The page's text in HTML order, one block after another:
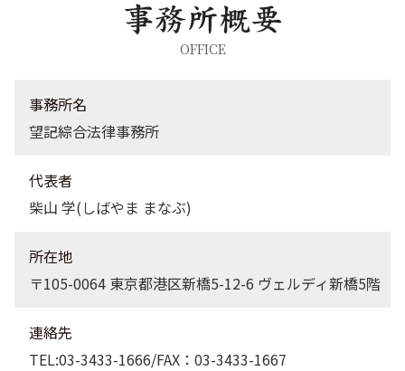
債権回収 栃木県 弁護士
企業法務 神奈川県 弁護士
OFFICE
事務所名
望記綜合法律事務所
代表者
柴山 学(しばやま まなぶ)
所在地
〒105-0064 東京都港区新橋5-12-6 ヴェルディ新橋5階
連絡先
TEL:03-3433-1666/FAX：03-3433-1667